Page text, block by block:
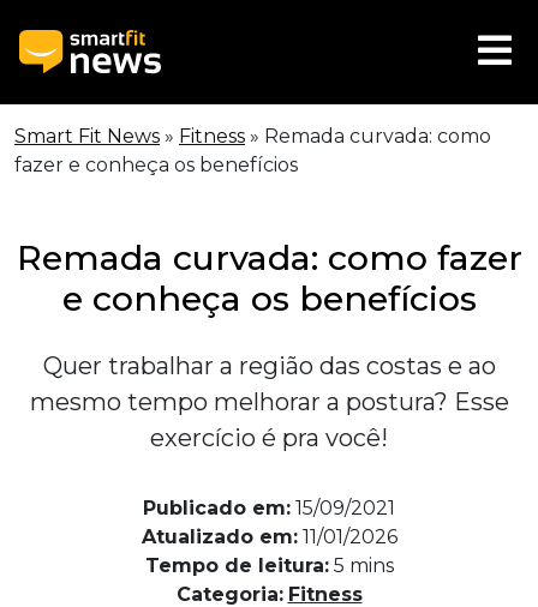
Smart Fit News » Fitness » Remada curvada: como
fazer e conheça os benefícios
Remada curvada: como fazer
e conheça os benefícios
Quer trabalhar a região das costas e ao
mesmo tempo melhorar a postura? Esse
exercício é pra você!
Publicado em: 15/09/2021
Atualizado em: 11/01/2026
Tempo de leitura: 5 mins
Categoria: Fitness